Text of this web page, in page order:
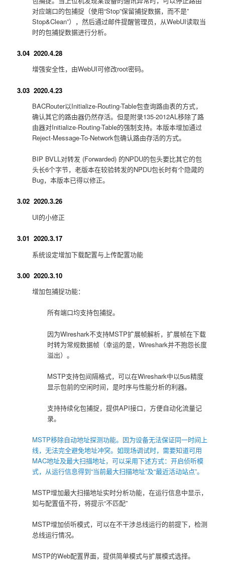
对应端口的包捕捉（使用“Stop”保留捕捉数据，而不是”
Stop&Clean”），然后通过邮件提醒管理员，从WebUI读取当
时的包捕捉数据进行分析。
3.04 2020.4.28
增强安全性，由WebUI可修改root密码。
3.03 2020.4.23
BACRouter以Initialize-Routing-Table包查询路由表的方式，
确认其它的路由器仍然存活。但是附录135-2012AL移除了路
由器对Initialize-Routing-Table的强制支持。本版本增加通过
Reject-Message-To-Network包确认路由存活的方式。
BIP BVLL对转发 (Forwarded) 的NPDU的包头要比其它的包
头长6个字节，老版本在较验转发的NPDU包长时有个隐蒧的
Bug，本版本已得以修正。
3.02 2020.3.26
UI的小修正
3.01 2020.3.17
系统设定增加下载配置与上传配置功能
3.00 2020.3.10
增加包捕捉功能：
所有端口均支持包捕捉。
因为Wireshark不支持MSTP扩展帧解析，扩展帧在下载
时转为常规数据帧（幸运的是，Wireshark并不抱怨长度
溢出）。
MSTP支持包间隔格式，可以在Wireshark中以5us精度
显示包前的空闲时间，是时序与性能分析的利器。
支持持续化包捕捉，提供API接口，方便自动化流量记
录。
MSTP移除自动地址探测功能。因为设备无法保证同一时间上
线，无法完全避免地址冲突。如现场调试时，需要知道可用
MAC地址及最大扫描地址，可以采用下述方式：开启侦听模
式，从运行信息得到“当前最大扫描地址”及“最近活动站点”。
MSTP增加最大扫描地址实时分析功能，在运行信息中显示，
如与配置值不符，将提示“不匹配”
MSTP增加侦听模式，可以在不干涉总线运行的前提下，检测
总线运行情况。
MSTP的Web配置界面，提供简单模式与扩展模式选择。